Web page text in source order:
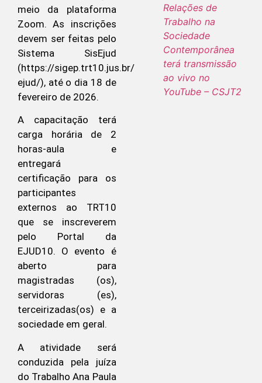
meio da plataforma
Zoom. As inscrições
devem ser feitas pelo
Sistema SisEjud
(https://sigep.trt10.jus.br/
ejud/), até o dia 18 de
fevereiro de 2026.
A capacitação terá
carga horária de 2
horas-aula e
entregará
certificação para os
participantes
externos ao TRT10
que se inscreverem
pelo Portal da
EJUD10. O evento é
aberto para
magistradas (os),
servidoras (es),
terceirizadas(os) e a
sociedade em geral.
A atividade será
conduzida pela juíza
do Trabalho Ana Paula
Relações de
Trabalho na
Sociedade
Contemporânea
terá transmissão
ao vivo no
YouTube – CSJT2